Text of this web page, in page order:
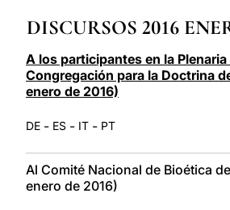
DISCURSOS 2016
A los participantes en la Plenaria
Congregación para la Doctrina
enero de 2016)
DE - ES - IT - PT
Al Comité Nacional de Bioética
enero de 2016)